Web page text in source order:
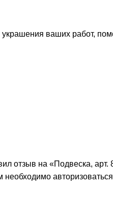
ваших работ,
отзыв на «Подвеска, арт.
необходимо авторизоваться